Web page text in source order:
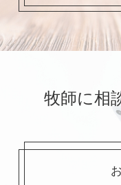
牧師に相